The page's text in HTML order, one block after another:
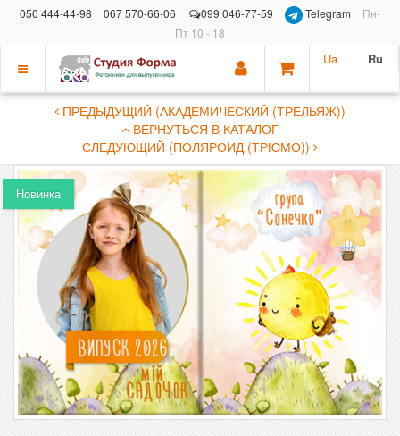
050 444-44-98 067 570-66-06 099 046-77-59 Telegram
Пн-
Пт 10 - 18
Показать
Ua Ru
ПРЕДЫДУЩИЙ (АКАДЕМИЧЕСКИЙ (ТРЕЛЬЯЖ))
ВЕРНУТЬСЯ В КАТАЛОГ
СЛЕДУЮЩИЙ (ПОЛЯРОИД (ТРЮМО))
Новинка